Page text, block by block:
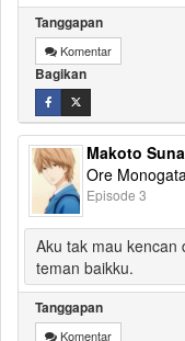
Tanggapan
Komentar
Bagikan
Makoto
Ore
Episode 3
Aku tak mau kencan
teman baikku.
Tanggapan
Komentar